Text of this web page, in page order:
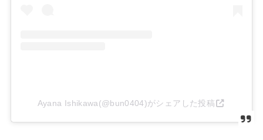
Ayana Ishikawa(@bun0404)がシェアした投稿